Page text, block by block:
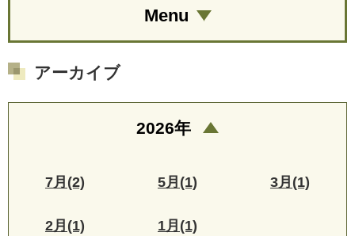
Menu
アーカイブ
2026年
7月(2) 5月(1) 3月(1)
2月(1) 1月(1)